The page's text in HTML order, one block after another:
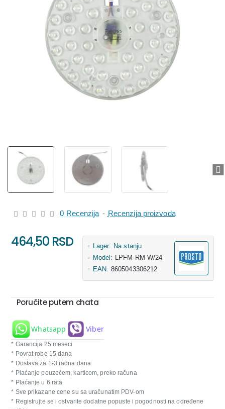
0 Recenzija - Recenzija proizvoda
464,50 RSD Lager: Na stanju
Model: LPFM-RM-W/24
EAN: 8605043306212
Poručite putem chata
Whatsapp Viber
* Garancija 25 meseci
* Povrat robe 15 dana
* Dostava za 1-3 radna dana
* Plaćanje pouzećem, karticom, preko računa
* Plaćanje u 6 rata
* Sve prikazane cene su sa uračunatim PDV-om
* Registrujte se i ostvarite dodatne popuste i pogodnosti na određene